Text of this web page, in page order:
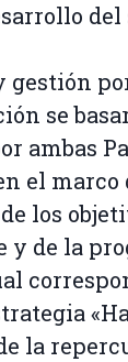
del
gestión
se
ambas
el marco
los
y de la
la